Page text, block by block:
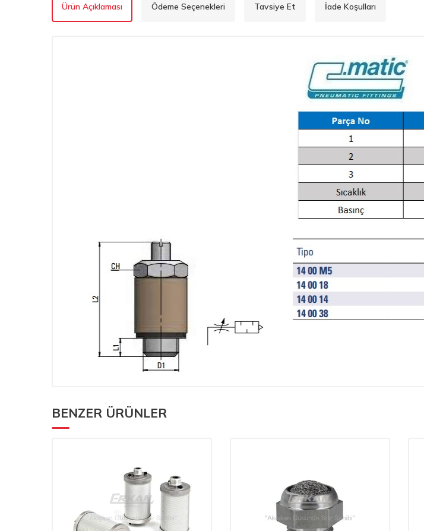
Ürün Açıklaması Ödeme Seçenekleri Tavsiye Et İade Koşulları
BENZER ÜRÜNLER